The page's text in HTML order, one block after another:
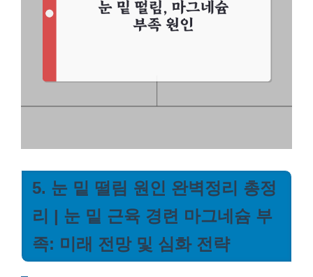
5. 눈 밑 떨림 원인 완벽정리 총정
리 | 눈 밑 근육 경련 마그네슘 부
족: 미래 전망 및 심화 전략